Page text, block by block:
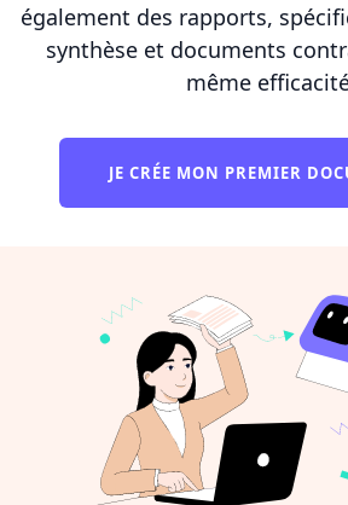
également des rapports,
synthèse et documents
même
JE CRÉE MON PREMIER